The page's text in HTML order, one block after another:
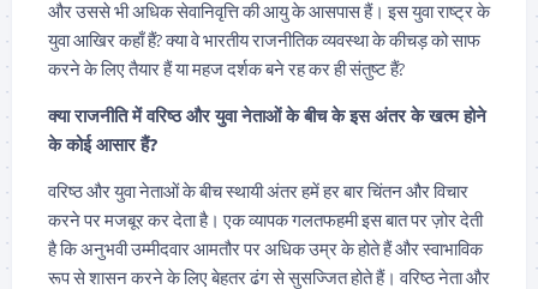
और उससे भी अधिक सेवानिवृत्ति की आयु के आसपास हैं। इस युवा राष्ट्र के
युवा आखिर कहाँ हैं? क्या वे भारतीय राजनीतिक व्यवस्था के कीचड़ को साफ
करने के लिए तैयार हैं या महज दर्शक बने रह कर ही संतुष्ट हैं?
क्या राजनीति में वरिष्ठ और युवा नेताओं के बीच के इस अंतर के खत्म होने
के कोई आसार हैं?
वरिष्ठ और युवा नेताओं के बीच स्थायी अंतर हमें हर बार चिंतन और विचार
करने पर मजबूर कर देता है। एक व्यापक गलतफहमी इस बात पर ज़ोर देती
है कि अनुभवी उम्मीदवार आमतौर पर अधिक उम्र के होते हैं और स्वाभाविक
रूप से शासन करने के लिए बेहतर ढंग से सुसज्जित होते हैं। वरिष्ठ नेता और